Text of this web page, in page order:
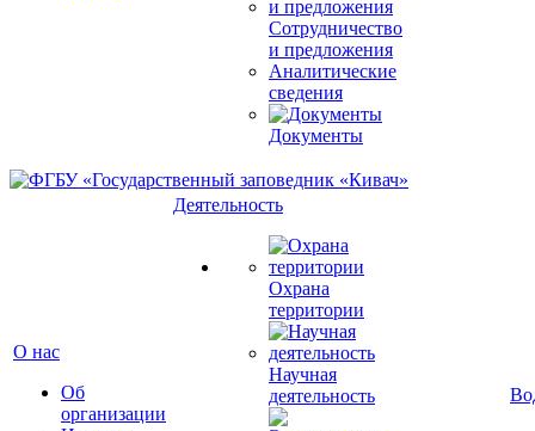
Сотрудничество
и предложения
Аналитические
сведения
Документы
О нас
Об
организации
Деятельность
Охрана
территории
Научная
деятельность